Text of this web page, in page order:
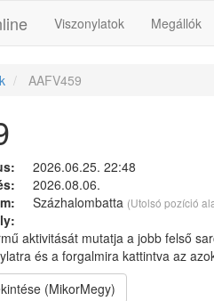
Viszonylatok Megállók
AAFV459
2026.06.25. 22:48
2026.08.06.
Százhalombatta (Utolsó pozíció
aktivitását mutatja a jobb felső
és a forgalmira kattintva az
(MikorMegy)